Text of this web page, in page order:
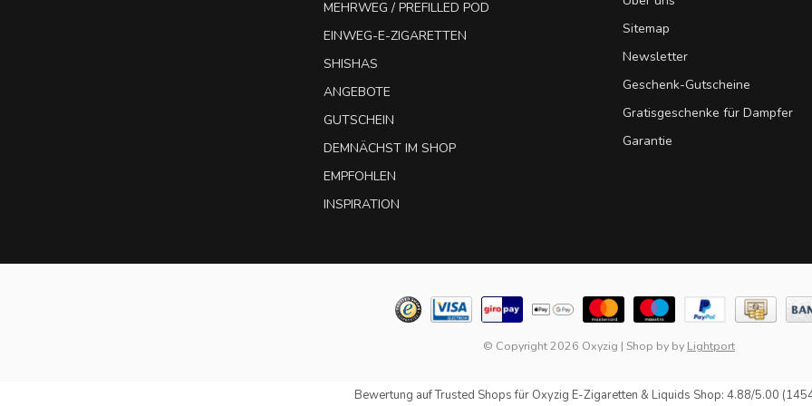
MEHRWEG / PREFILLED POD
EINWEG-E-ZIGARETTEN
SHISHAS
ANGEBOTE
GUTSCHEIN
DEMNÄCHST IM SHOP
EMPFOHLEN
INSPIRATION
Sitemap
Newsletter
Geschenk-Gutscheine
Gratisgeschenke für Dampfer
Garantie
© Copyright 2026 Oxyzig | Shop by by Lightport
Bewertung aufTrusted Shopsfür Oxyzig E-Zigaretten & Liquids Shop: 4.88/5.00